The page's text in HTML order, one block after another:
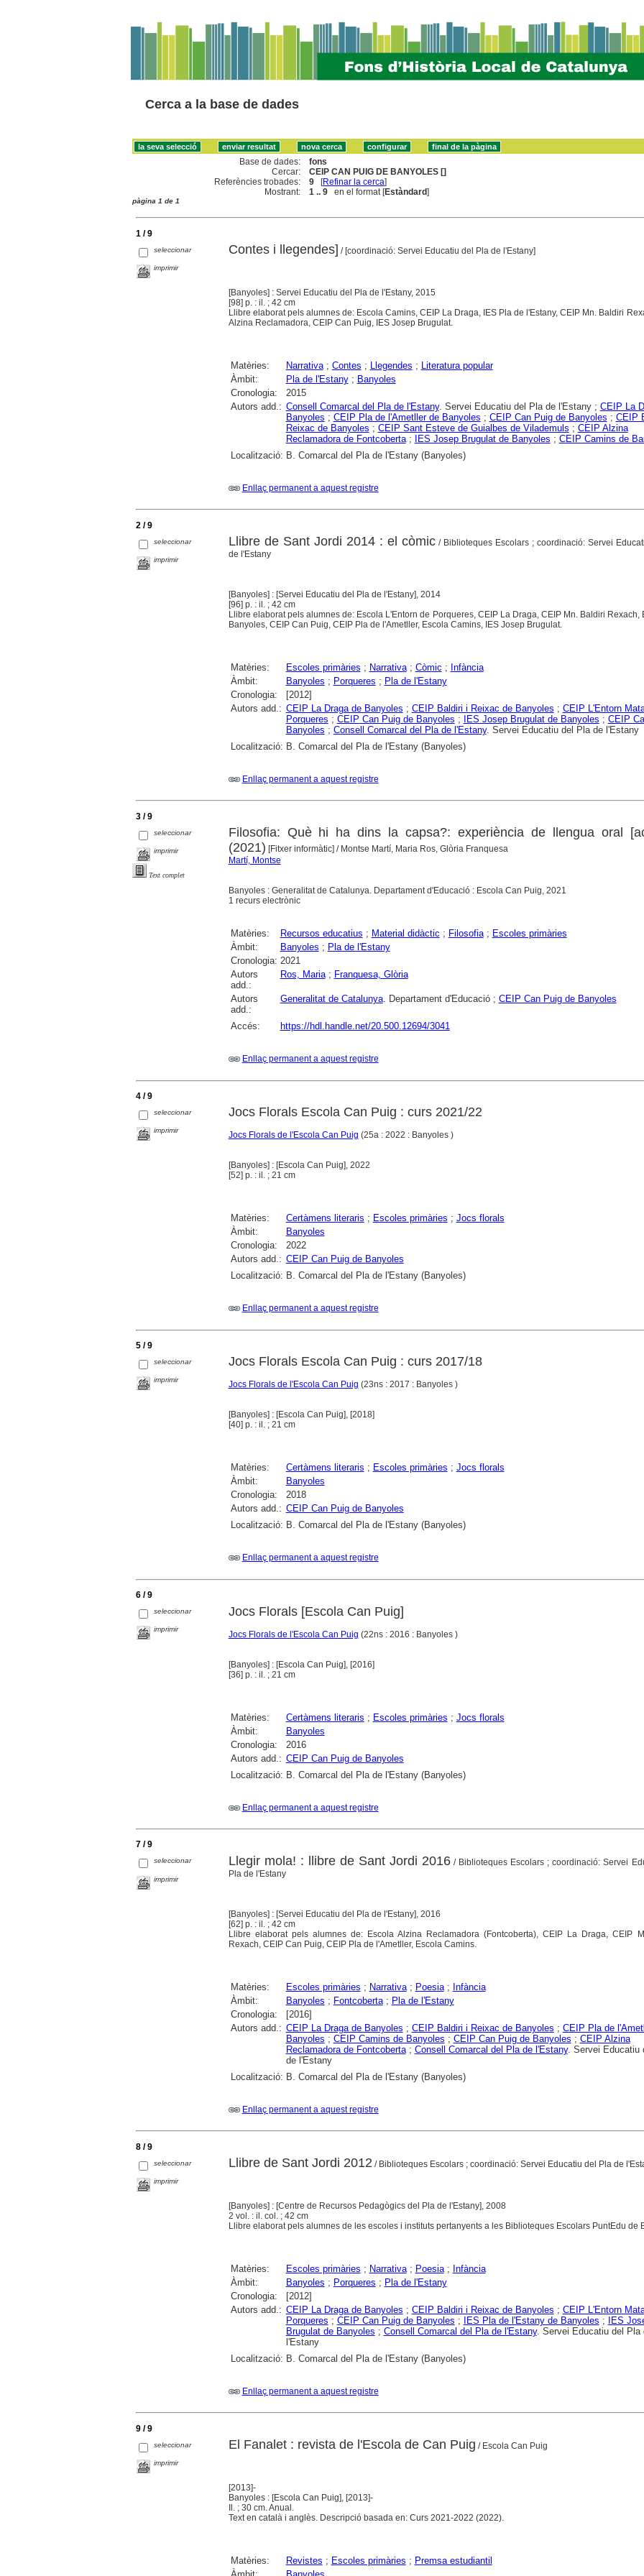
Cerca a la base de dades
Base de dades:
fons
Cercar:
CEIP CAN PUIG DE BANYOLES []
Referències trobades:
9 [Refinar la cerca]
Mostrant:
1 .. 9 en el format [Estàndard]
pàgina 1 de 1
1 / 9
seleccionar
imprimir
Contes i llegendes] / [coordinació: Servei Educatiu del Pla de l'Estany]
[Banyoles] : Servei Educatiu del Pla de l'Estany, 2015
[98] p. : il. ; 42 cm
Llibre elaborat pels alumnes de: Escola Camins, CEIP La Draga, IES Pla de l'Estany, CEIP Mn. Baldiri
Alzina Reclamadora, CEIP Can Puig, IES Josep Brugulat.
Matèries: Narrativa; Contes ; Llegendes ;
Literatura popular
Àmbit:
Pla de l'Estany; Banyoles
Cronologia:
2015
Autors add.: Consell Comarcal del Pla de l'Estany. Servei Educatiu del Pla de l'Estany ; CEIP La
Banyoles ; CEIP Pla de l'Ametller de Banyoles ; CEIP Can Puig de Banyoles ; CEIP
Reixac de Banyoles ; CEIP Sant Esteve de Guialbes de Vilademuls ; CEIP Alzina
Reclamadora de Fontcoberta; IES Josep Brugulat de Banyoles ; CEIP Camins de
Localització: B. Comarcal del Pla de l'Estany (Banyoles)
Enllaç permanent a aquest registre
2 / 9
seleccionar
imprimir
Llibre de Sant Jordi 2014 : el còmic/ Biblioteques Escolars ; coordinació: Servei
de l'Estany
[Banyoles] : [Servei Educatiu del Pla de l'Estany], 2014
[96] p. : il. ; 42 cm
Llibre elaborat pels alumnes de: Escola L'Entorn de Porqueres, CEIP La Draga, CEIP Mn. Baldiri Rexach,
Banyoles, CEIP Can Puig, CEIP Pla de l'Ametller, Escola Camins, IES Josep Brugulat.
Matèries: Escoles primàries ; Narrativa; Còmic ; Infància
Àmbit:
Banyoles ; Porqueres ; Pla de l'Estany
Cronologia:
[2012]
Autors add.: CEIP La Draga de Banyoles ; CEIP Baldiri i Reixac de Banyoles ; CEIP L'Entorn
Porqueres ; CEIP Can Puig de Banyoles ; IES Josep Brugulat de Banyoles ; CEIP
Banyoles ; Consell Comarcal del Pla de l'Estany. Servei Educatiu del Pla de l'Estany
Localització: B. Comarcal del Pla de l'Estany (Banyoles)
Enllaç permanent a aquest registre
3 / 9
seleccionar
imprimir
Text complet
Filosofia: Què hi ha dins la capsa?: experiència de llengua oral
(2021) [Fitxer informàtic] / Montse Martí, Maria Ros, Glòria Franquesa
Martí, Montse
Banyoles : Generalitat de Catalunya. Departament d'Educació : Escola Can Puig, 2021
1 recurs electrònic
Matèries: Recursos educatius ; Material didàctic ; Filosofia; Escoles primàries
Àmbit:
Banyoles ; Pla de l'Estany
Cronologia: 2021
Autors
add.:
Ros, Maria; Franquesa, Glòria
Autors
add.:
Generalitat de Catalunya. Departament d'Educació ; CEIP Can Puig de Banyoles
Accés: https://hdl.handle.net/20.500.12694/3041
Enllaç permanent a aquest registre
4 / 9
seleccionar
imprimir
Jocs Florals Escola Can Puig : curs 2021/22
Jocs Florals de l'Escola Can Puig (25a : 2022 : Banyoles )
[Banyoles] : [Escola Can Puig], 2022
[52] p. : il. ; 21 cm
Matèries: Certàmens literaris ; Escoles primàries ; Jocs florals
Àmbit:
Banyoles
Cronologia:
2022
Autors add.: CEIP Can Puig de Banyoles
Localització: B. Comarcal del Pla de l'Estany (Banyoles)
Enllaç permanent a aquest registre
5 / 9
seleccionar
imprimir
Jocs Florals Escola Can Puig : curs 2017/18
Jocs Florals de l'Escola Can Puig (23ns : 2017 : Banyoles )
[Banyoles] : [Escola Can Puig], [2018]
[40] p. : il. ; 21 cm
Matèries: Certàmens literaris ; Escoles primàries ; Jocs florals
Àmbit:
Banyoles
Cronologia:
2018
Autors add.: CEIP Can Puig de Banyoles
Localització: B. Comarcal del Pla de l'Estany (Banyoles)
Enllaç permanent a aquest registre
6 / 9
seleccionar
imprimir
Jocs Florals [Escola Can Puig]
Jocs Florals de l'Escola Can Puig (22ns : 2016 : Banyoles )
[Banyoles] : [Escola Can Puig], [2016]
[36] p. : il. ; 21 cm
Matèries: Certàmens literaris ; Escoles primàries ; Jocs florals
Àmbit:
Banyoles
Cronologia:
2016
Autors add.: CEIP Can Puig de Banyoles
Localització: B. Comarcal del Pla de l'Estany (Banyoles)
Enllaç permanent a aquest registre
7 / 9
seleccionar
imprimir
Llegir mola! : llibre de Sant Jordi 2016 / Biblioteques Escolars ; coordinació: Servei
Pla de l'Estany
[Banyoles] : [Servei Educatiu del Pla de l'Estany], 2016
[62] p. : il. ; 42 cm
Llibre elaborat pels alumnes de: Escola Alzina Reclamadora (Fontcoberta), CEIP La Draga, CEIP
Rexach, CEIP Can Puig, CEIP Pla de l'Ametller, Escola Camins.
Matèries: Escoles primàries ; Narrativa; Poesia; Infància
Àmbit:
Banyoles ; Fontcoberta; Pla de l'Estany
Cronologia:
[2016]
Autors add.: CEIP La Draga de Banyoles ; CEIP Baldiri i Reixac de Banyoles ; CEIP Pla de
Banyoles ; CEIP Camins de Banyoles ; CEIP Can Puig de Banyoles ; CEIP Alzina
Reclamadora de Fontcoberta; Consell Comarcal del Pla de l'Estany. Servei Educatiu
de l'Estany
Localització: B. Comarcal del Pla de l'Estany (Banyoles)
Enllaç permanent a aquest registre
8 / 9
seleccionar
imprimir
Llibre de Sant Jordi 2012 / Biblioteques Escolars ; coordinació: Servei Educatiu del Pla de
[Banyoles] : [Centre de Recursos Pedagògics del Pla de l'Estany], 2008
2 vol. : il. col. ; 42 cm
Llibre elaborat pels alumnes de les escoles i instituts pertanyents a les Biblioteques Escolars PuntEdu de
Matèries: Escoles primàries ; Narrativa; Poesia; Infància
Àmbit:
Banyoles ; Porqueres ; Pla de l'Estany
Cronologia:
[2012]
Autors add.: CEIP La Draga de Banyoles ; CEIP Baldiri i Reixac de Banyoles ; CEIP L'Entorn
Porqueres ; CEIP Can Puig de Banyoles ; IES Pla de l'Estany de Banyoles ;
IES
Brugulat de Banyoles ; Consell Comarcal del Pla de l'Estany. Servei Educatiu del Pla
l'Estany
Localització: B. Comarcal del Pla de l'Estany (Banyoles)
Enllaç permanent a aquest registre
9 / 9
seleccionar
imprimir
El Fanalet : revista de l'Escola de Can Puig / Escola Can Puig
[2013]-
Banyoles : [Escola Can Puig], [2013]-
Il. ; 30 cm. Anual.
Text en català i anglès. Descripció basada en: Curs 2021-2022 (2022).
Matèries: Revistes ; Escoles primàries ; Premsa estudiantil